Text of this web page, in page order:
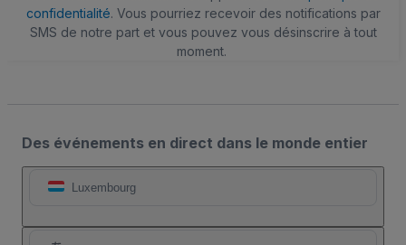
confidentialité. Vous pourriez recevoir des notifications par
SMS de notre part et vous pouvez vous désinscrire à tout
moment.
Des événements en direct dans le monde entier
Luxembourg